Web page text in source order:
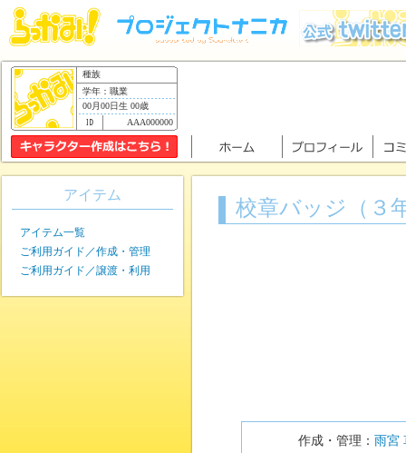
種族
学年：職業
00月00日生 00歳
AAA000000
校章バッジ（３
作成・管理： 雨宮
アイテム
アイテム一覧
ご利用ガイド／作成・管理
ご利用ガイド／譲渡・利用